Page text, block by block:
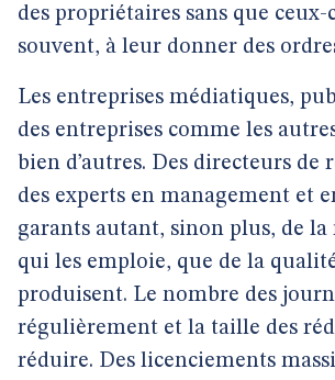
des propriétaires sans que
souvent, à leur donner des
Les entreprises médiatiques,
des entreprises comme les
bien d’autres. Des directeurs de
des experts en management et
garants autant, sinon plus, de
qui les emploie, que de la
produisent. Le nombre des
régulièrement et la taille des
réduire. Des licenciements